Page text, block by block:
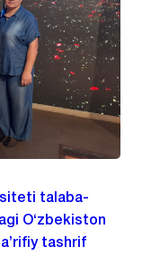
talaba-
O‘zbekiston
tashrif